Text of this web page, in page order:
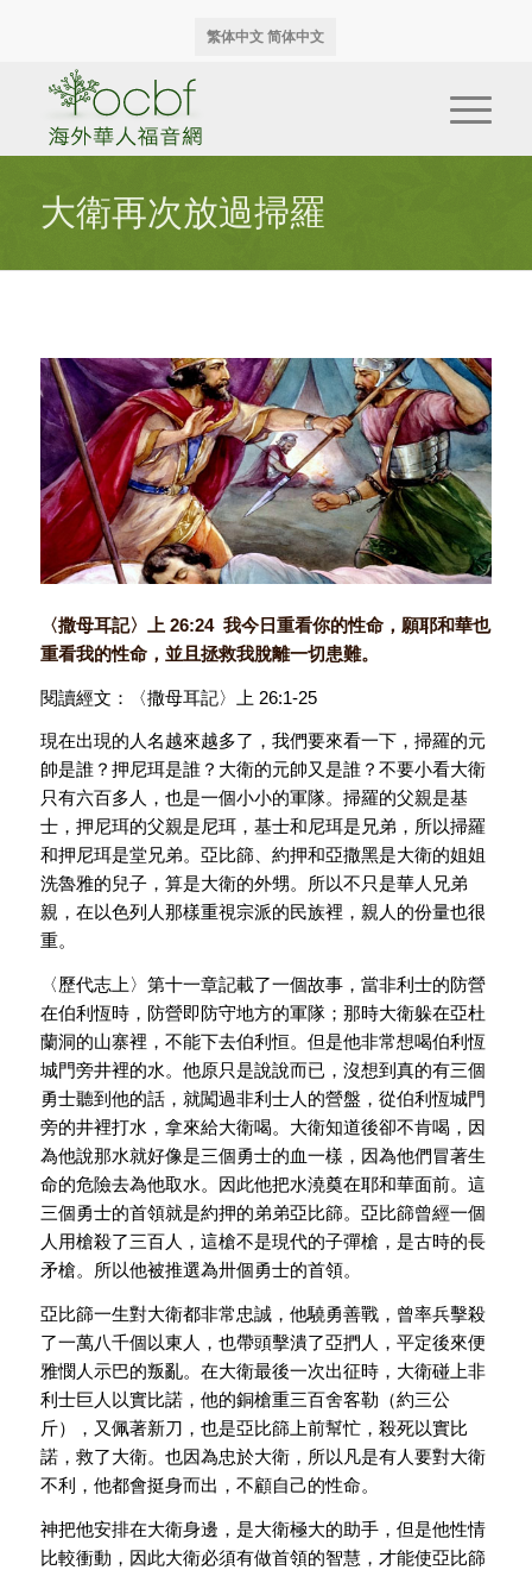
繁体中文 简体中文
大衛再次放過掃羅
〈撒母耳記〉上 26:24 我今日重看你的性命，願耶和華也
重看我的性命，並且拯救我脫離一切患難。
閱讀經文：〈撒母耳記〉上 26:1-25
現在出現的人名越來越多了，我們要來看一下，掃羅的元
帥是誰？押尼珥是誰？大衛的元帥又是誰？不要小看大衛
只有六百多人，也是一個小小的軍隊。掃羅的父親是基
士，押尼珥的父親是尼珥，基士和尼珥是兄弟，所以掃羅
和押尼珥是堂兄弟。亞比篩、約押和亞撒黑是大衛的姐姐
洗魯雅的兒子，算是大衛的外甥。所以不只是華人兄弟
親，在以色列人那樣重視宗派的民族裡，親人的份量也很
重。
〈歷代志上〉第十一章記載了一個故事，當非利士的防營
在伯利恆時，防營即防守地方的軍隊；那時大衛躲在亞杜
蘭洞的山寨裡，不能下去伯利恒。但是他非常想喝伯利恆
城門旁井裡的水。他原只是說說而已，沒想到真的有三個
勇士聽到他的話，就闖過非利士人的營盤，從伯利恆城門
旁的井裡打水，拿來給大衛喝。大衛知道後卻不肯喝，因
為他說那水就好像是三個勇士的血一樣，因為他們冒著生
命的危險去為他取水。因此他把水澆奠在耶和華面前。這
三個勇士的首領就是約押的弟弟亞比篩。亞比篩曾經一個
人用槍殺了三百人，這槍不是現代的子彈槍，是古時的長
矛槍。所以他被推選為卅個勇士的首領。
亞比篩一生對大衛都非常忠誠，他驍勇善戰，曾率兵擊殺
了一萬八千個以東人，也帶頭擊潰了亞捫人，平定後來便
雅憫人示巴的叛亂。在大衛最後一次出征時，大衛碰上非
利士巨人以實比諾，他的銅槍重三百舍客勒（約三公
斤），又佩著新刀，也是亞比篩上前幫忙，殺死以實比
諾，救了大衛。也因為忠於大衛，所以凡是有人要對大衛
不利，他都會挺身而出，不顧自己的性命。
神把他安排在大衛身邊，是大衛極大的助手，但是他性情
比較衝動，因此大衛必須有做首領的智慧，才能使亞比篩